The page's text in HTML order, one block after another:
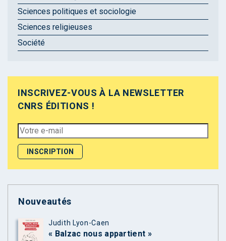
Sciences politiques et sociologie
Sciences religieuses
Société
INSCRIVEZ-VOUS À LA NEWSLETTER
CNRS ÉDITIONS !
Nouveautés
Judith Lyon-Caen
« Balzac nous appartient »